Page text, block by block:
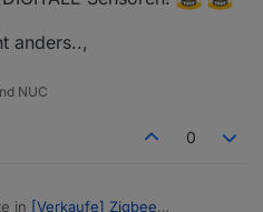
anders..,
NUC
0
in [Verkaufe] Zigbee